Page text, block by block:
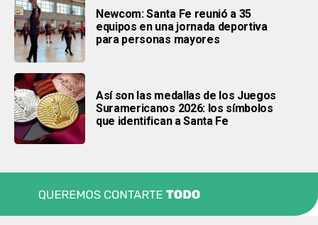
Newcom: Santa Fe reunió a 35
equipos en una jornada deportiva
para personas mayores
Así son las medallas de los Juegos
Suramericanos 2026: los símbolos
que identifican a Santa Fe